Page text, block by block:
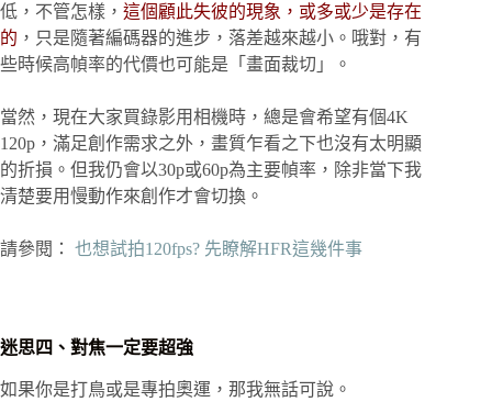
低，不管怎樣， 這個顧此失彼的現象，或多或少是存在
的 ，只是隨著編碼器的進步，落差越來越小。哦對，有
些時候高幀率的代價也可能是「畫面裁切」。
當然，現在大家買錄影用相機時，總是會希望有個4K
120p，滿足創作需求之外，畫質乍看之下也沒有太明顯
的折損。但我仍會以30p或60p為主要幀率，除非當下我
清楚要用慢動作來創作才會切換。
請參閱： 也想試拍120fps? 先瞭解HFR這幾件事
迷思四、對焦一定要超強
如果你是打鳥或是專拍奧運，那我無話可說。